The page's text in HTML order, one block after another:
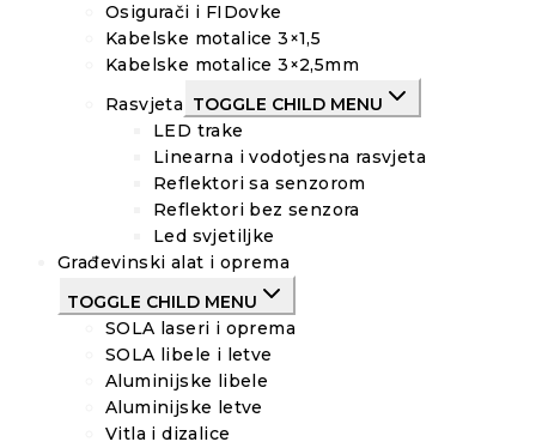
Osigurači i FIDovke
Kabelske motalice 3×1,5
Kabelske motalice 3×2,5mm
Rasvjeta TOGGLE CHILD MENU
LED trake
Linearna i vodotjesna rasvjeta
Reflektori sa senzorom
Reflektori bez senzora
Led svjetiljke
Građevinski alat i oprema
TOGGLE CHILD MENU
SOLA laseri i oprema
SOLA libele i letve
Aluminijske libele
Aluminijske letve
Vitla i dizalice